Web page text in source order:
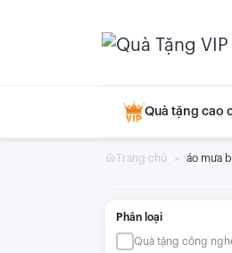
Quà tặng cao
Trang chủ áo mưa
Phân loại
Quà tặng công